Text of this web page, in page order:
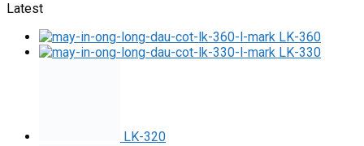
Latest
LK-360
LK-330
LK-320